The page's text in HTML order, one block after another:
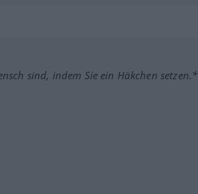
sind, indem Sie ein Häkchen setzen.*